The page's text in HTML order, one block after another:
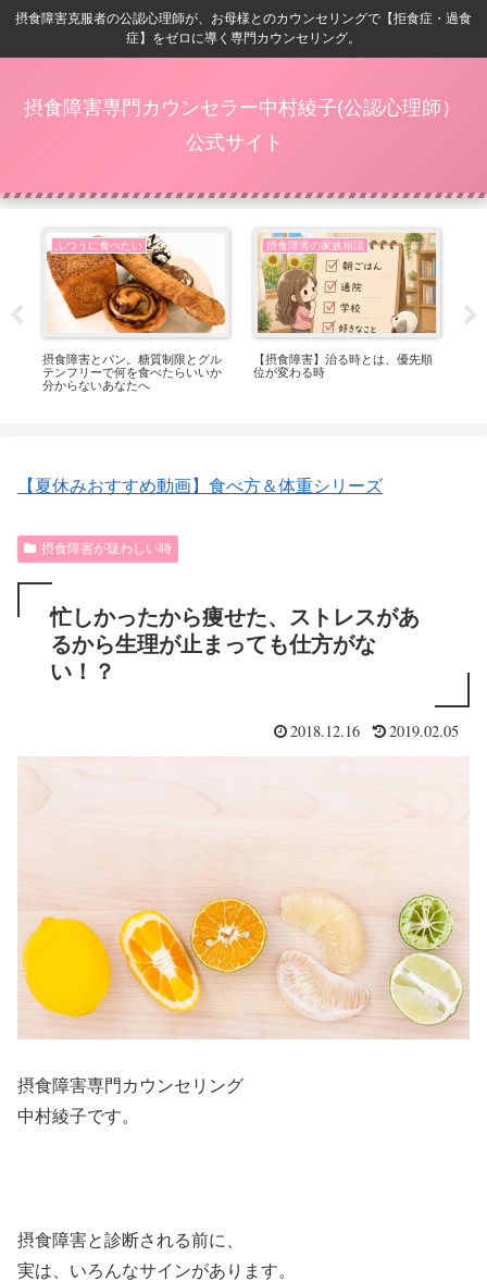
摂食障害克服者の公認心理師が、お母様とのカウンセリングで【拒食症・過食
症】をゼロに導く専門カウンセリング。
摂食障害専門カウンセラー中村綾子(公認心理師）
公式サイト
ふつうに食べたい
摂食障害とパン。糖質制限とグル
テンフリーで何を食べたらいいか
分からないあなたへ
摂食障害の家族相談
【摂食障害】治る時とは、優先順
位が変わる時
【夏休みおすすめ動画】食べ方＆体重シリーズ
摂食障害が疑わしい時
忙しかったから痩せた、ストレスがあ
るから生理が止まっても仕方がな
い！？
2018.12.16 2019.02.05
摂食障害専門カウンセリング
中村綾子です。
摂食障害と診断される前に、
実は、いろんなサインがあります。